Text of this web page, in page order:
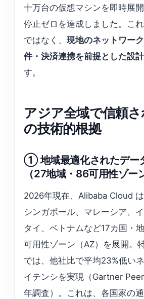
十万台の仮想マシンを即時展
停止ゼロを達成しました。こ
ではなく、現地のネットワー
件・決済連携を前提とした設
す。
アジア全域で信頼
の技術的根拠
① 地域最適化されたデー
（27地域・86可用性ゾー
2026年現在、Alibaba Cloud は
シンガポール、マレーシア、イ
タイ、ベトナムなど17カ国・
可用性ゾーン（AZ）を展開。
では、他社比で平均23%低い
イテンシを実現（Gartner
年調査）。これは、各国家の